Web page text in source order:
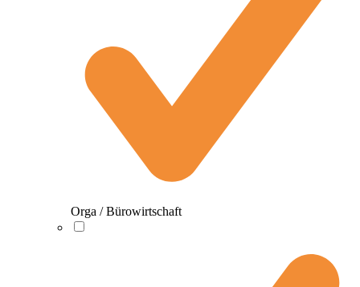
Orga / Bürowirtschaft